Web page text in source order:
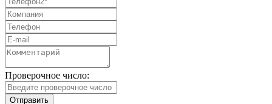
Проверочное число: